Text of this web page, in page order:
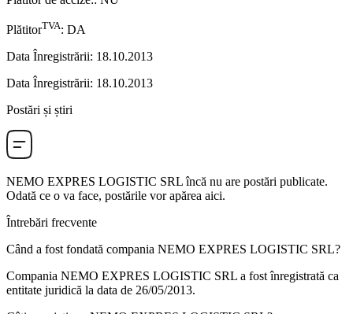
PlătitorTVA: DA
Data Înregistrării: 18.10.2013
Data Înregistrării: 18.10.2013
Postări și știri
NEMO EXPRES LOGISTIC SRLîncă nu are postări publicate.
Odată ce o va face, postările vor apărea aici.
Întrebări frecvente
Când a fost fondată compania NEMO EXPRES LOGISTIC SRL?
Compania NEMO EXPRES LOGISTIC SRL a fost înregistrată ca
entitate juridică la data de 26/05/2013.